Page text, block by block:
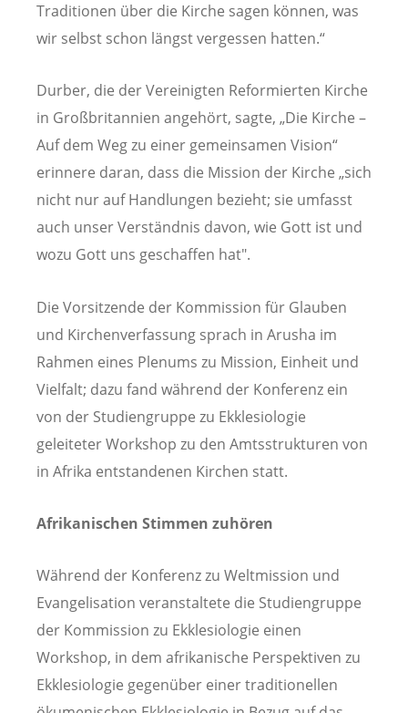
Traditionen über die Kirche sagen können, was
wir selbst schon längst vergessen hatten.“
Durber, die der Vereinigten Reformierten Kirche
in Großbritannien angehört, sagte, „Die Kirche –
Auf dem Weg zu einer gemeinsamen Vision“
erinnere daran, dass die Mission der Kirche „sich
nicht nur auf Handlungen bezieht; sie umfasst
auch unser Verständnis davon, wie Gott ist und
wozu Gott uns geschaffen hat".
Die Vorsitzende der Kommission für Glauben
und Kirchenverfassung sprach in Arusha im
Rahmen eines Plenums zu Mission, Einheit und
Vielfalt; dazu fand während der Konferenz ein
von der Studiengruppe zu Ekklesiologie
geleiteter Workshop zu den Amtsstrukturen von
in Afrika entstandenen Kirchen statt.
Afrikanischen Stimmen zuhören
Während der Konferenz zu Weltmission und
Evangelisation veranstaltete die Studiengruppe
der Kommission zu Ekklesiologie einen
Workshop, in dem afrikanische Perspektiven zu
Ekklesiologie gegenüber einer traditionellen